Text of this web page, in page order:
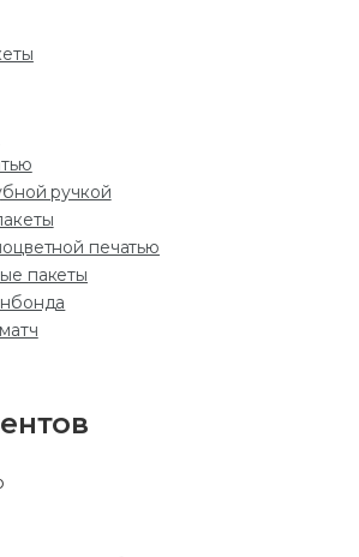
ручкой
печатью
пакеты